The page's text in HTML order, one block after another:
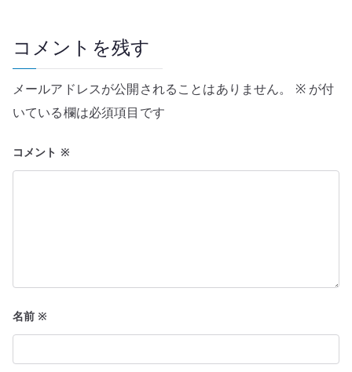
ー
シ
ョ
ン
コメントを残す
メールアドレスが公開されることはありません。 ※が付
いている欄は必須項目です
コメント ※
名前※